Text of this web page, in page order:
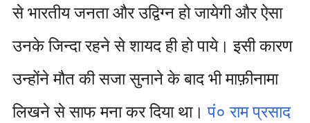
से भारतीय जनता और उद्विग्न हो जायेगी और ऐसा
उनके जिन्दा रहने से शायद ही हो पाये। इसी कारण
उन्होंने मौत की सजा सुनाने के बाद भी माफ़ीनामा
लिखने से साफ मना कर दिया था।पं० राम प्रसाद